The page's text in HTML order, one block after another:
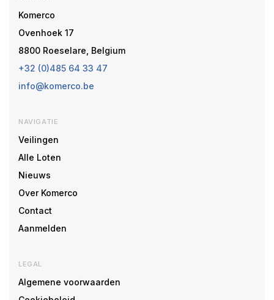
Komerco
Ovenhoek 17
8800 Roeselare, Belgium
+32 (0)485 64 33 47
info@komerco.be
NAVIGATIE
Veilingen
Alle Loten
Nieuws
Over Komerco
Contact
Aanmelden
LEGAL
Algemene voorwaarden